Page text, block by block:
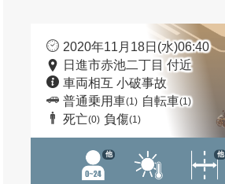
2020年11月18日(水)06:40
日進市赤池二丁目 付近
車両相互 小破事故
普通乗用車(1) 自転車(1)
死亡(0) 負傷(1)
他 他